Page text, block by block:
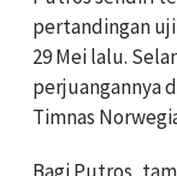
pertandingan
29 Mei lalu.
perjuangannya
Timnas